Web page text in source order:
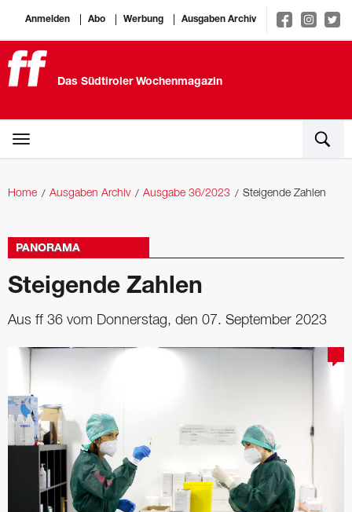
Anmelden Abo Werbung Ausgaben Archiv
Das Südtiroler Wochenmagazin
Home Ausgaben Archiv Ausgabe 36/2023 Steigende Zahlen
PANORAMA
Steigende Zahlen
Aus ff 36 vom Donnerstag, den 07. September 2023